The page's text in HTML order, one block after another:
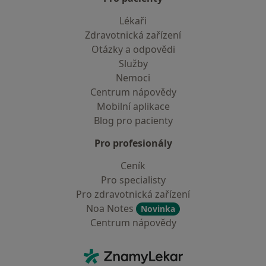
Lékaři
Zdravotnická zařízení
Otázky a odpovědi
Služby
Nemoci
Centrum nápovědy
Mobilní aplikace
Blog pro pacienty
Pro profesionály
Ceník
Pro specialisty
Pro zdravotnická zařízení
Noa Notes
Novinka
Centrum nápovědy
ZnamyLekar - Hlavní stránka